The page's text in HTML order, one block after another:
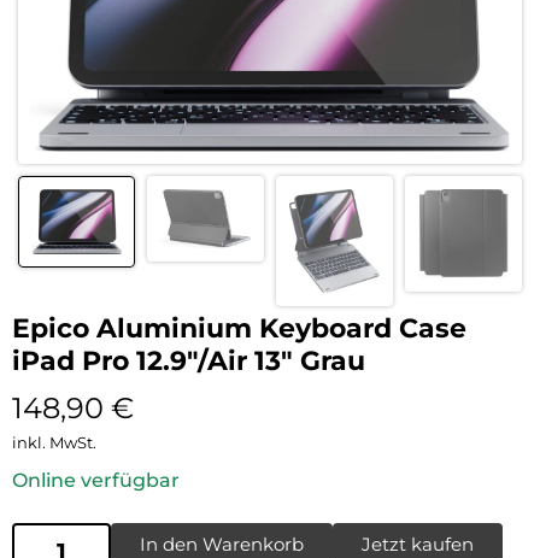
Epico Aluminium Keyboard Case
iPad Pro 12.9″/Air 13″ Grau
148,90 €
inkl. MwSt.
Online verfügbar
In den Warenkorb Jetzt kaufen